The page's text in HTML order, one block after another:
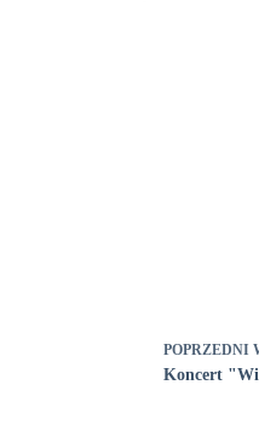
POPRZEDNI
Koncert